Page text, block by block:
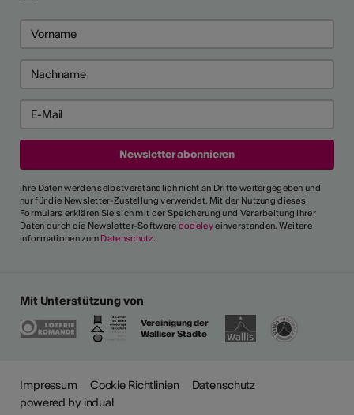
Ihre Daten werden selbstverständlich nicht an Dritte weitergegeben und
nur für die Newsletter-Zustellung verwendet. Mit der Nutzung dieses
Formulars erklären Sie sich mit der Speicherung und Verarbeitung Ihrer
Daten durch die Newsletter-Software dodeleyeinverstanden. Weitere
Informationen zum Datenschutz.
Mit Unterstützung von
Vereinigung der
Walliser Städte
Impressum Cookie Richtlinien
Datenschutz
powered by indual